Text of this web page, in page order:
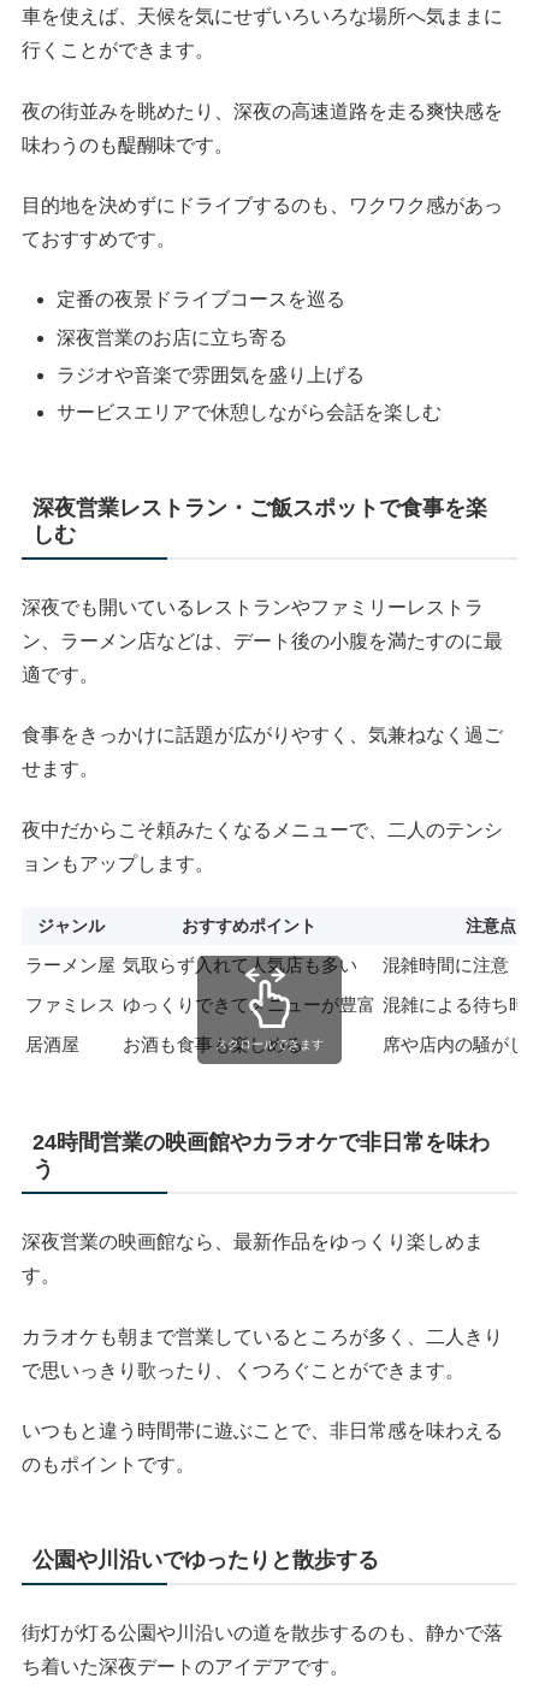
車を使えば、天候を気にせずいろいろな場所へ気ままに
行くことができます。
夜の街並みを眺めたり、深夜の高速道路を走る爽快感を
味わうのも醍醐味です。
目的地を決めずにドライブするのも、ワクワク感があっ
ておすすめです。
定番の夜景ドライブコースを巡る
深夜営業のお店に立ち寄る
ラジオや音楽で雰囲気を盛り上げる
サービスエリアで休憩しながら会話を楽しむ
深夜営業レストラン・ご飯スポットで食事を楽
しむ
深夜でも開いているレストランやファミリーレストラ
ン、ラーメン店などは、デート後の小腹を満たすのに最
適です。
食事をきっかけに話題が広がりやすく、気兼ねなく過ご
せます。
夜中だからこそ頼みたくなるメニューで、二人のテンシ
ョンもアップします。
ジャンル おすすめポイント 注意点
ラーメン屋 気取らず入れて人気店も多い
混雑時間に注意
ファミレス ゆっくりできてメニューが豊富 混雑による待ち時
居酒屋
お酒も食事も楽しめる 席や店内の騒がし
スクロールできます
24時間営業の映画館やカラオケで非日常を味わ
う
深夜営業の映画館なら、最新作品をゆっくり楽しめま
す。
カラオケも朝まで営業しているところが多く、二人きり
で思いっきり歌ったり、くつろぐことができます。
いつもと違う時間帯に遊ぶことで、非日常感を味わえる
のもポイントです。
公園や川沿いでゆったりと散歩する
街灯が灯る公園や川沿いの道を散歩するのも、静かで落
ち着いた深夜デートのアイデアです。